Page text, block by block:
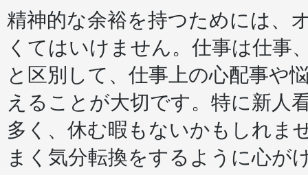
精神的な余裕を持つためには、
くてはいけません。仕事は仕事
と区別して、仕事上の心配事や
えることが大切です。特に新人
多く、休む暇もないかもしれま
まく気分転換をするように心が